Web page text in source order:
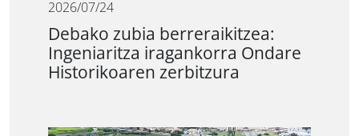
2026/07/24
Debako zubia berreraikitzea:
Ingeniaritza iragankorra Ondare
Historikoaren zerbitzura